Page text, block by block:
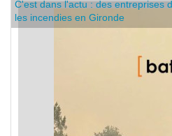
C'est dans l'actu : des entreprises
les incendies en Gironde